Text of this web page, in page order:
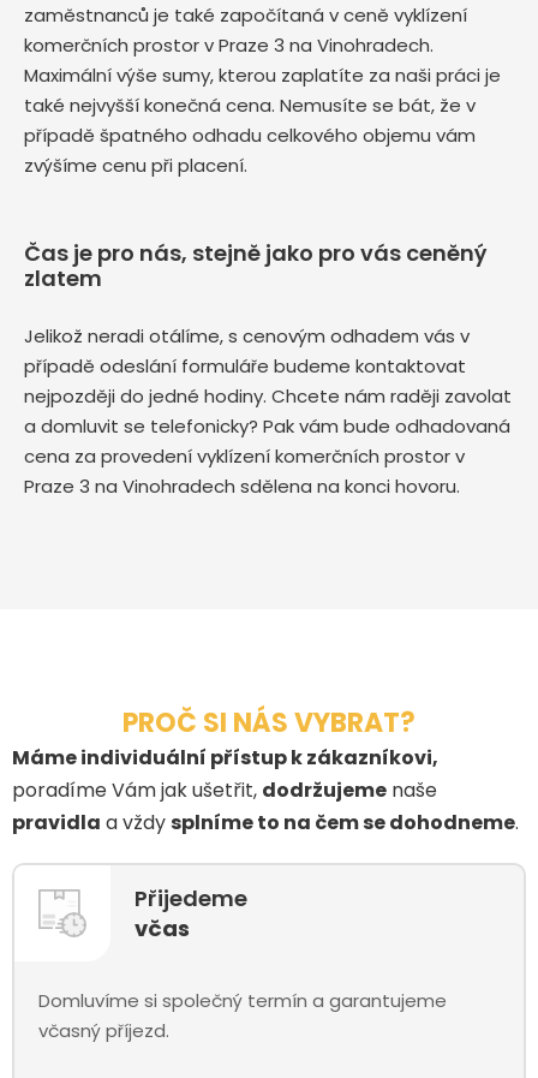
zaměstnanců je také započítaná v ceně vyklízení
komerčních prostor v Praze 3 na Vinohradech.
Maximální výše sumy, kterou zaplatíte za naši práci je
také nejvyšší konečná cena. Nemusíte se bát, že v
případě špatného odhadu celkového objemu vám
zvýšíme cenu při placení.
Čas je pro nás, stejně jako pro vás ceněný
zlatem
Jelikož neradi otálíme, s cenovým odhadem vás v
případě odeslání formuláře budeme kontaktovat
nejpozději do jedné hodiny. Chcete nám raději zavolat
a domluvit se telefonicky? Pak vám bude odhadovaná
cena za provedení vyklízení komerčních prostor v
Praze 3 na Vinohradech sdělena na konci hovoru.
PROČ SI NÁS VYBRAT?
Máme individuální přístup k zákazníkovi,
poradíme Vám jak ušetřit, dodržujeme naše
pravidla a vždy splníme to na čem se dohodneme.
Přijedeme
včas
Domluvíme si společný termín a garantujeme
včasný příjezd.